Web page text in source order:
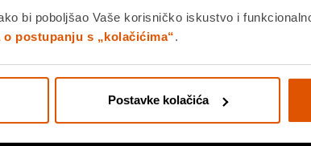
bi poboljšao Vaše korisničko iskustvo i
o postupanju s „kolačićima“.
Postavke kolačića